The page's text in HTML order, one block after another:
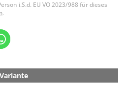
i.S.d. EU VO 2023/988 für dieses
.
Variante